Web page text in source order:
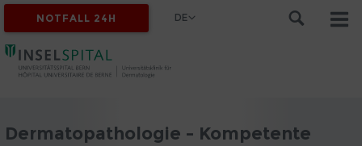
NOTFALL 24H DE
Dermatopathologie - Kompetente